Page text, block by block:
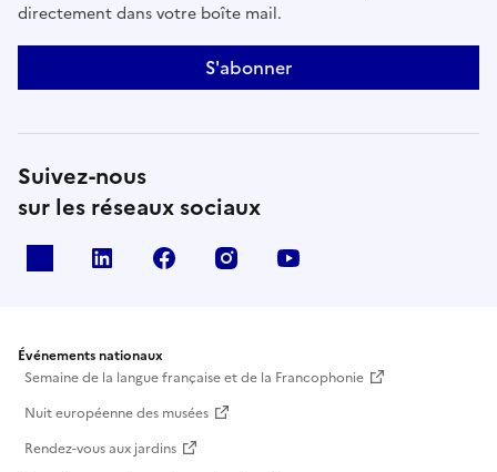
directement dans votre boîte mail.
S'abonner
Suivez-nous
sur les réseaux sociaux
Linkedin Facebook Instagram
Événements nationaux
Semaine de la langue française et de la Francophonie
Nuit européenne des musées
Rendez-vous aux jardins